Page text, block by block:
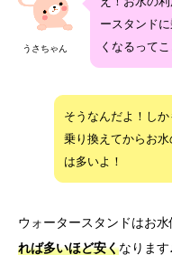
うさちゃん
ースタンド
くなるってこ
そうなんだよ！し
乗り換えてからお
は多いよ！
ウォータースタンドはお水
れば多いほど安くなります